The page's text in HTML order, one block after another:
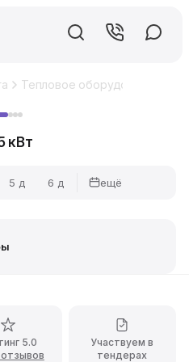
Тепловое оборудование
кВт
5 д 6 д ещё
5.0
Участвуем в
тендерах